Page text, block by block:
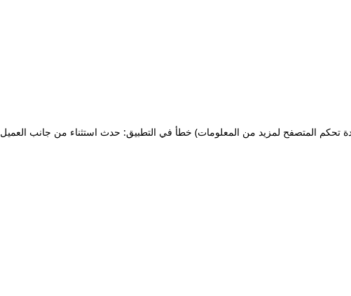
خطأ في التطبيق: حدث استثناء من جانب العميل تحكم المتصفح لمزيد من المعلومات)